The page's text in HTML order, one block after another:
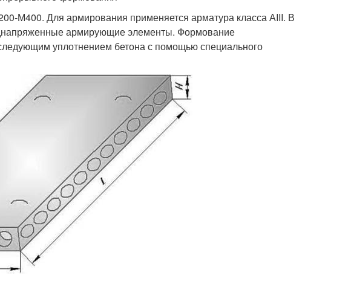
М400. Для армирования применяется арматура класса АIII. В
армирующие элементы. Формование
уплотнением бетона с помощью специального